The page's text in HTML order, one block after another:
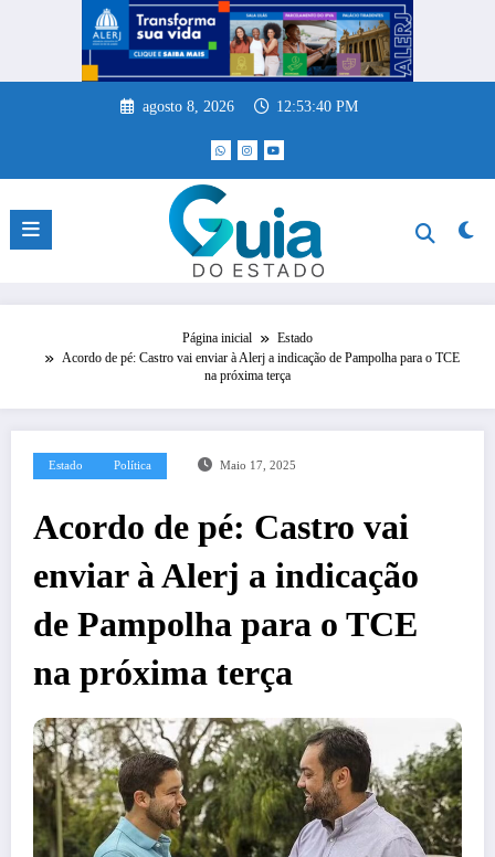
agosto 8, 2026 12:53:40 PM
Página inicial
Estado
Acordo de pé: Castro vai enviar à Alerj a indicação de Pampolha para o TCE
na próxima terça
Estado Política Maio 17, 2025
Acordo de pé: Castro vai
enviar à Alerj a indicação
de Pampolha para o TCE
na próxima terça